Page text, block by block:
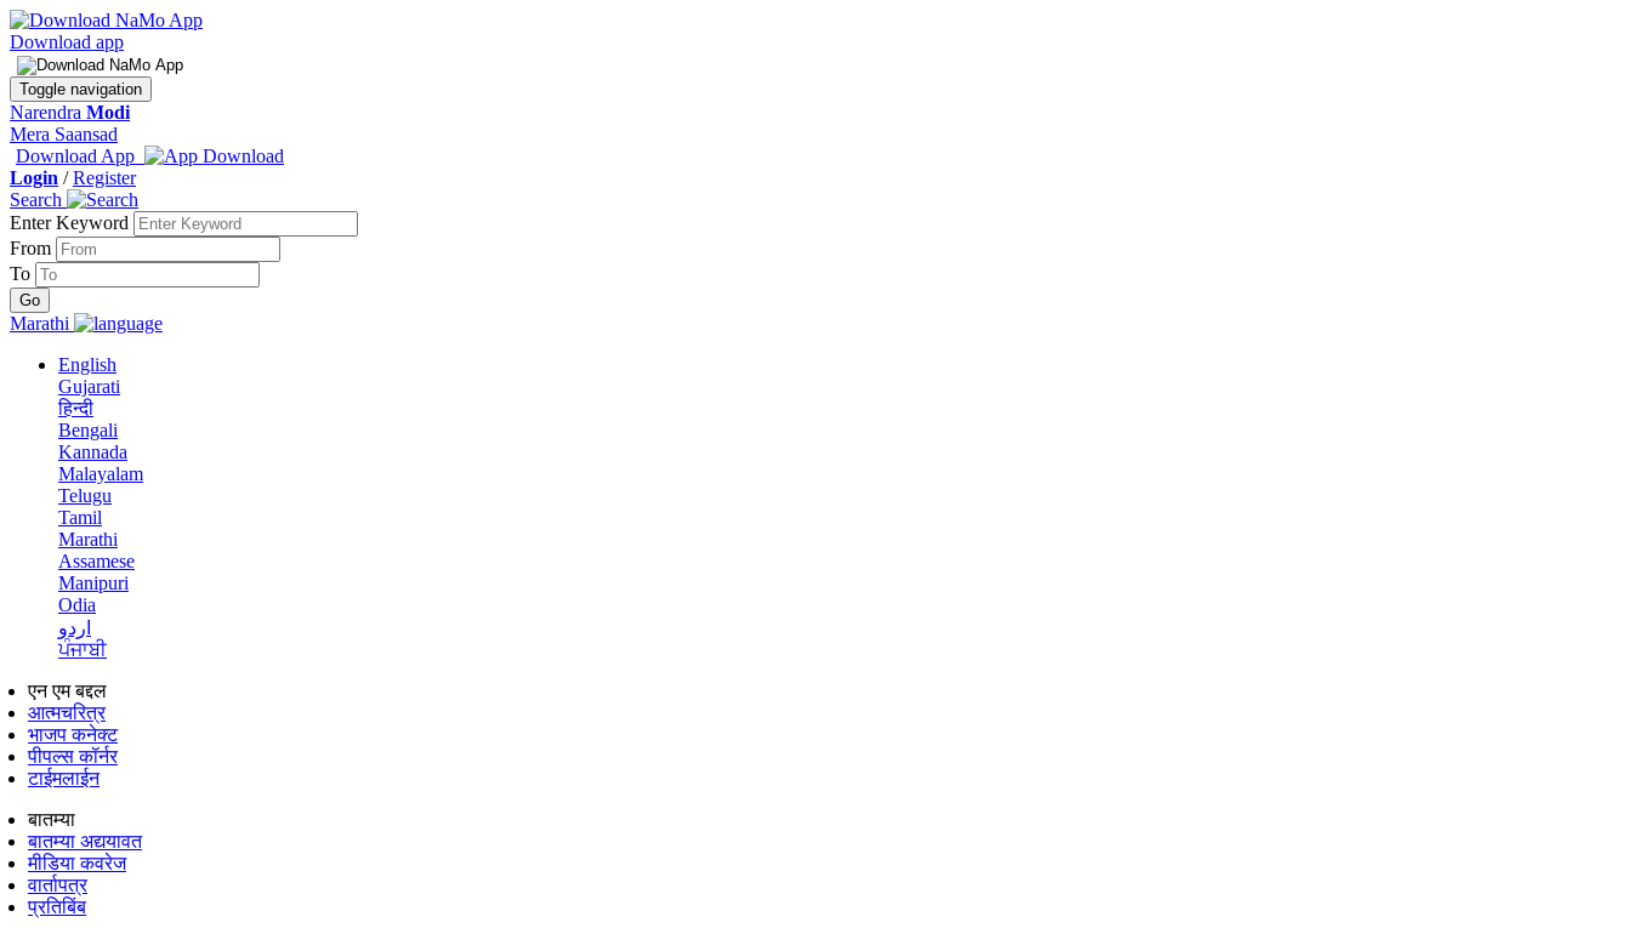
Download app
Toggle navigation
Narendra Modi
Mera Saansad
Download App
Login /Register
Search
Enter Keyword
From
To
Marathi
English
Gujarati
हिन्दी
Bengali
Kannada
Malayalam
Telugu
Tamil
Marathi
Assamese
Manipuri
Odia
اردو
ਪੰਜਾਬੀ
एन एम बद्दल
आत्मचरित्र
भाजप कनेक्ट
पीपल्स कॉर्नर
टाईमलाईन
बातम्या
बातम्या अद्ययावत
मीडिया कवरेज
वार्तापत्र
प्रतिबिंब